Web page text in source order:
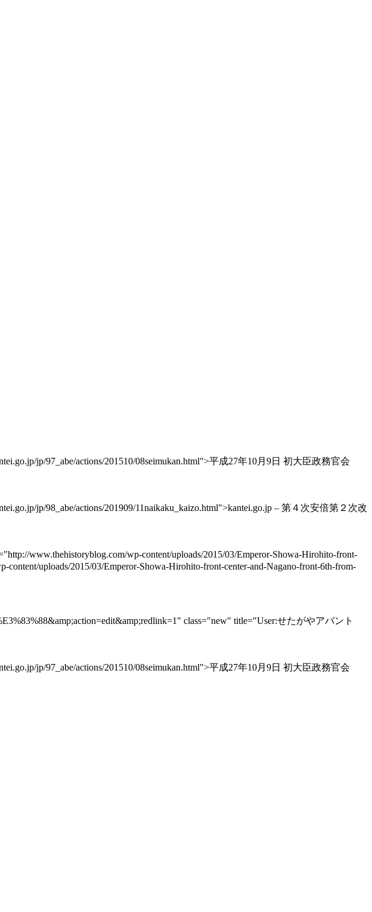
jp/97_abe/actions/201510/08seimukan.html">平成27年10月9日 初大臣政務官会
jp/98_abe/actions/201909/11naikaku_kaizo.html">kantei.go.jp – 第４次安倍第２次改
www.thehistoryblog.com/wp-content/uploads/2015/03/Emperor-Showa-Hirohito-front-
uploads/2015/03/Emperor-Showa-Hirohito-front-center-and-Nagano-front-6th-from-
class="new" title="User:せたがやアバント
jp/97_abe/actions/201510/08seimukan.html">平成27年10月9日 初大臣政務官会